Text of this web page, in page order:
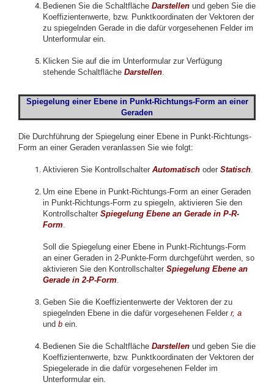
Bedienen Sie die Schaltfläche Darstellen und geben Sie die
Koeffizientenwerte, bzw. Punktkoordinaten der Vektoren der
zu spiegelnden Gerade in die dafür vorgesehenen Felder im
Unterformular ein.
Klicken Sie auf die im Unterformular zur Verfügung
stehende Schaltfläche Darstellen.
Spiegelung einerEbene in Punkt-Richtungs-Form an einer
Geraden
Die Durchführung der Spiegelung einer Ebene in Punkt-Richtungs-
Form an einer Geraden veranlassen Sie wie folgt:
Aktivieren Sie Kontrollschalter Automatisch oder Statisch.
Um eine Ebene in Punkt-Richtungs-Form an einer Geraden
in Punkt-Richtungs-Form zu spiegeln, aktivieren Sie den
Kontrollschalter Spiegelung Ebene an Gerade in P-R-
Form.
Soll die Spiegelung einer Ebene in Punkt-Richtungs-Form
an einer Geraden in 2-Punkte-Form durchgeführt werden, so
aktivieren Sie den Kontrollschalter Spiegelung Ebene an
Gerade in 2-P-Form.
Geben Sie die Koeffizientenwerte der Vektoren der zu
spiegelnden Ebene in die dafür vorgesehenen Felder r, a
und b ein.
Bedienen Sie die Schaltfläche Darstellen und geben Sie die
Koeffizientenwerte, bzw. Punktkoordinaten der Vektoren der
Spiegelerade in die dafür vorgesehenen Felder im
Unterformular ein.